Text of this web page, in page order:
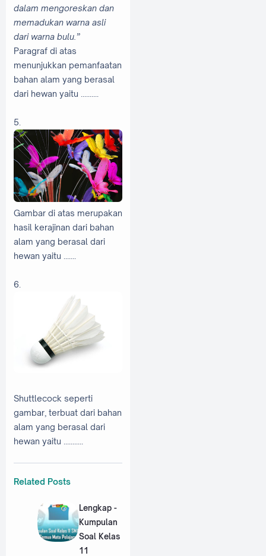
dalam mengoreskan dan
memadukan warna asli
dari warna bulu.”
Paragraf di atas
menunjukkan pemanfaatan
bahan alam yang berasal
dari hewan yaitu ..........
5.
Gambar di atas merupakan
hasil kerajinan dari bahan
alam yang berasal dari
hewan yaitu .......
6.
Shuttlecock seperti
gambar, terbuat dari bahan
alam yang berasal dari
hewan yaitu ...........
Related Posts
Lengkap -
Kumpulan
Soal Kelas
11